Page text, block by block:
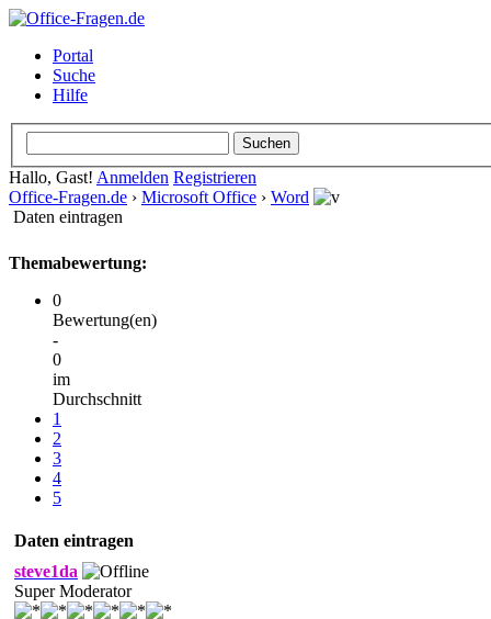
Portal
Suche
Hilfe
Hallo, Gast! Anmelden Registrieren
Office-Fragen.de › Microsoft Office › Word
Daten eintragen
Themabewertung:
0
Bewertung(en)
-
0
im
Durchschnitt
1
2
3
4
5
Daten eintragen
steve1da
Super Moderator